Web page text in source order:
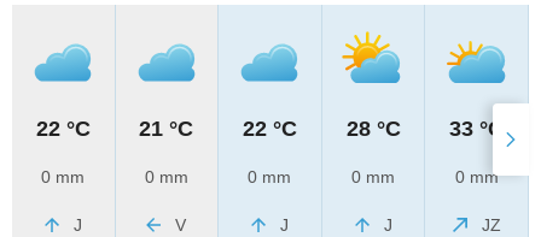
22 °C
0 mm
J
21 °C
0 mm
V
22 °C
0 mm
J
28 °C
0 mm
J
33 °C
0 mm
JZ